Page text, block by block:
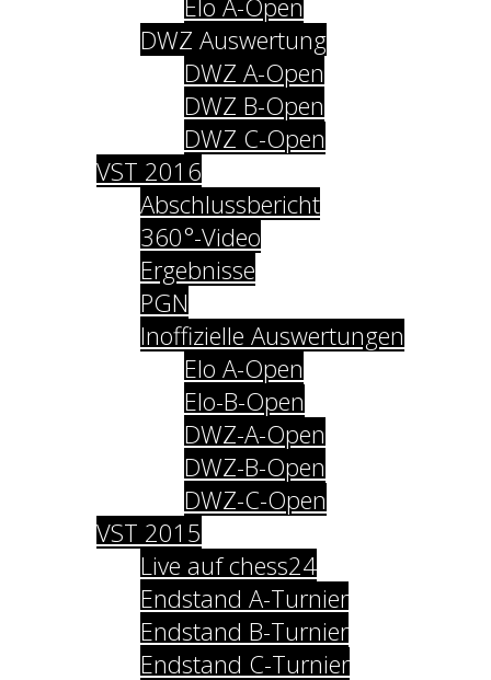
DWZ Auswertung
DWZ A-Open
DWZ B-Open
DWZ C-Open
VST 2016
Abschlussbericht
360°-Video
Ergebnisse
PGN
Inoffizielle Auswertungen
Elo A-Open
Elo-B-Open
DWZ-A-Open
DWZ-B-Open
DWZ-C-Open
VST 2015
Live auf chess24
Endstand A-Turnier
Endstand B-Turnier
Endstand C-Turnier